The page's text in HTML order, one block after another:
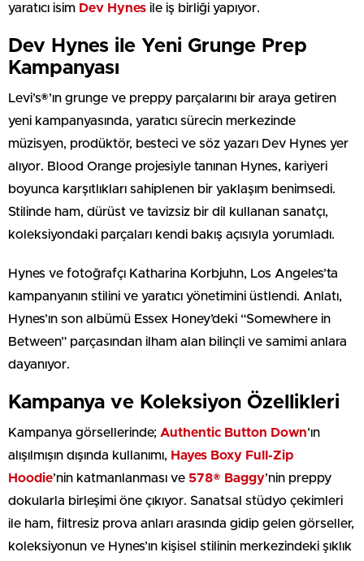
yaratıcı isim Dev Hynes ile iş birliği yapıyor.
Dev Hynes ile Yeni Grunge Prep
Kampanyası
Levi’s®’ın grunge ve preppy parçalarını bir araya getiren
yeni kampanyasında, yaratıcı sürecin merkezinde
müzisyen, prodüktör, besteci ve söz yazarı Dev Hynes yer
alıyor. Blood Orange projesiyle tanınan Hynes, kariyeri
boyunca karşıtlıkları sahiplenen bir yaklaşım benimsedi.
Stilinde ham, dürüst ve tavizsiz bir dil kullanan sanatçı,
koleksiyondaki parçaları kendi bakış açısıyla yorumladı.
Hynes ve fotoğrafçı Katharina Korbjuhn, Los Angeles’ta
kampanyanın stilini ve yaratıcı yönetimini üstlendi. Anlatı,
Hynes’ın son albümü Essex Honey’deki “Somewhere in
Between” parçasından ilham alan bilinçli ve samimi anlara
dayanıyor.
Kampanya ve Koleksiyon Özellikleri
Kampanya görsellerinde; Authentic Button Down’ın
alışılmışın dışında kullanımı, Hayes Boxy Full-Zip
Hoodie’nin katmanlanması ve 578® Baggy’nin preppy
dokularla birleşimi öne çıkıyor. Sanatsal stüdyo çekimleri
ile ham, filtresiz prova anları arasında gidip gelen görseller,
koleksiyonun ve Hynes’ın kişisel stilinin merkezindeki şıklık